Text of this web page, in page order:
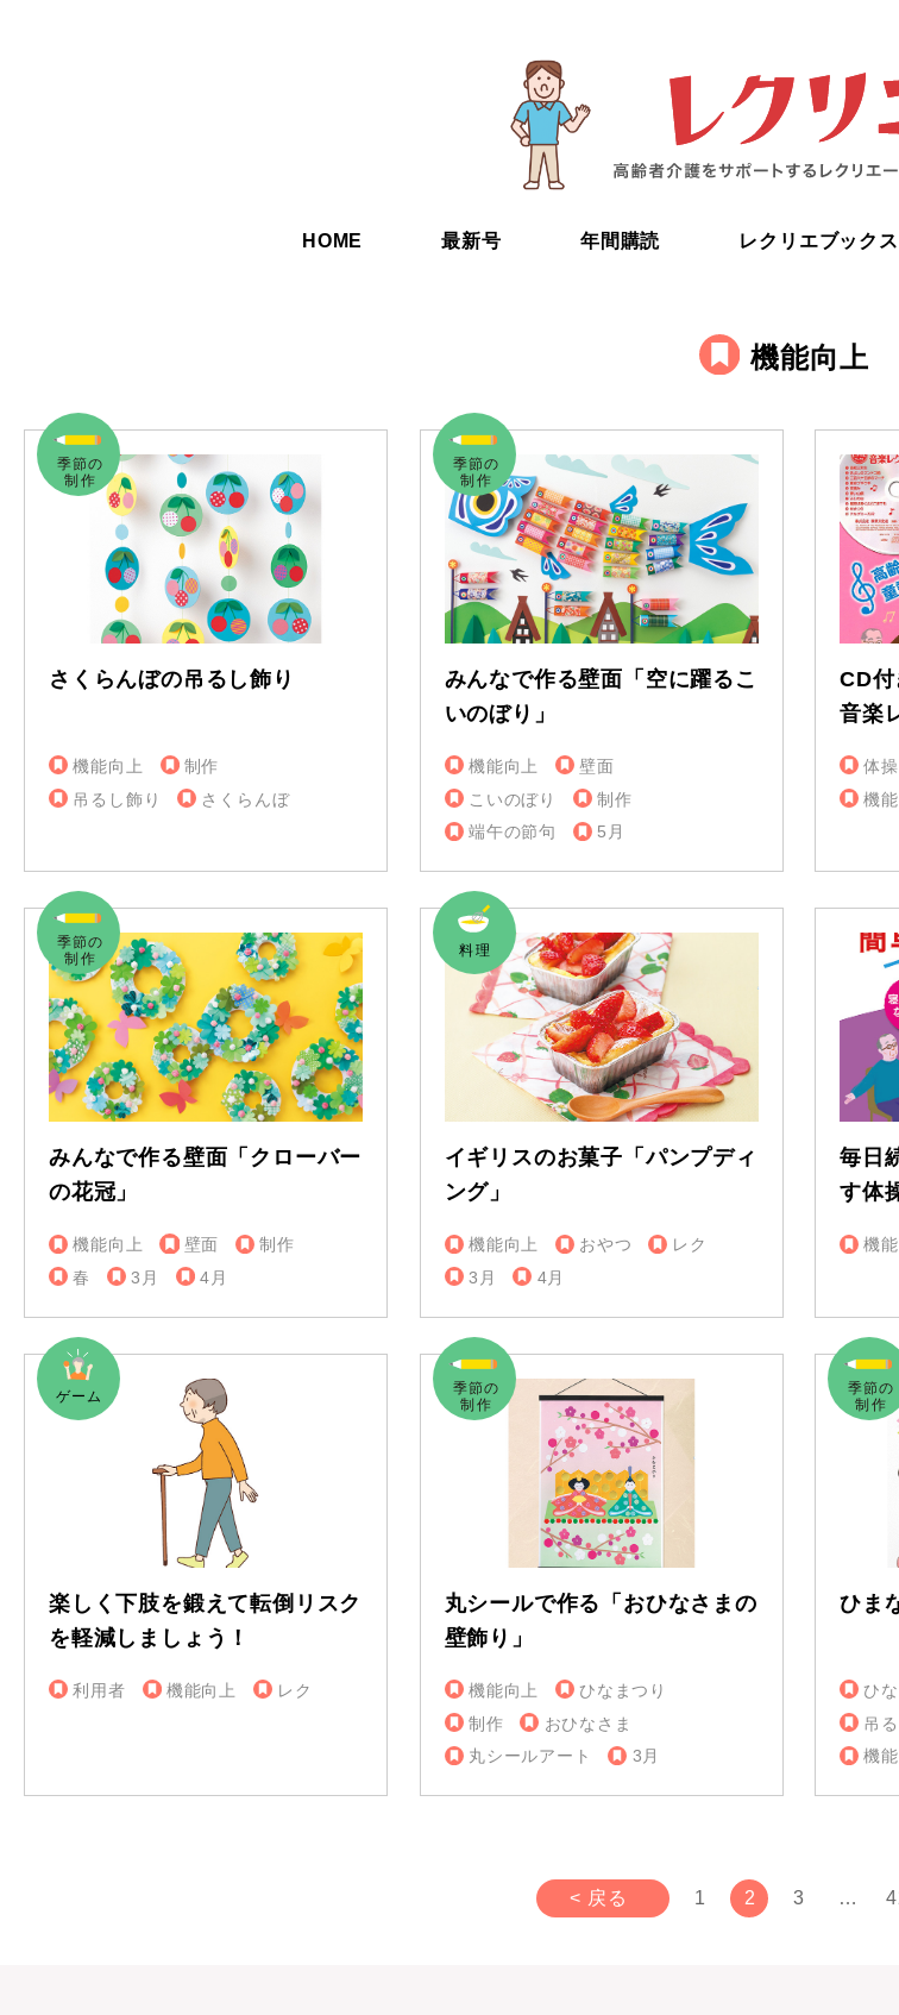
HOME 最新号 年間購読 レクリエブックス
機能向上
さくらんぼの吊るし飾り
機能向上
制作
吊るし飾り
さくらんぼ
みんなで作る壁面「空に躍るこ
いのぼり」
機能向上
壁面
こいのぼり
制作
端午の節句
5月
CD
音楽
体操
機
みんなで作る壁面「クローバー
の花冠」
機能向上 壁面
制作
春
3月 4月
イギリスのお菓子「パンプディ
ング」
機能向上 おやつ
レク
3月
4月
毎日
す体
機
楽しく下肢を鍛えて転倒リスク
を軽減しましょう！
利用者 機能向上 レク
丸シールで作る「おひなさまの
壁飾り」
機能向上
ひなまつり
制作
おひなさま
丸シールアート
3月
ひま
ひ
吊
機
< 戻る 1 2 3 …